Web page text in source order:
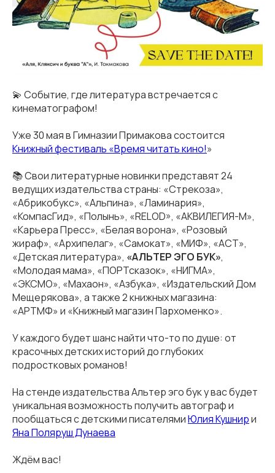
💫 Событие, где литература встречается с
кинематографом!
Уже 30 мая в Гимназии Примакова состоится
Книжный фестиваль «Время читать кино!»
📚 Свои литературные новинки представят 24
ведущих издательства страны: «Стрекоза»,
«Абрикобукс», «Альпина», «Ламинария»,
«КомпасГид», «Полынь», «RELOD», «АКВИЛЕГИЯ-М»,
«Карьера Пресс», «Белая ворона», «Розовый
жираф», «Архипелаг», «Самокат», «МИФ», «АСТ»,
«Детская литература», «АЛЬТЕР ЭГО БУК»,
«Молодая мама», «ПОРТсказок», «НИГМА»,
«ЭКСМО», «Махаон», «Азбука», «Издательский Дом
Мещерякова», а также 2 книжных магазина:
«АРТМФ» и «Книжный магазин Пархоменко».
У каждого будет шанс найти что-то по душе: от
красочных детских историй до глубоких
подростковых романов!
На стенде издательства Альтер эго бук у вас будет
уникальная возможность получить автограф и
пообщаться с детскими писателямиЮлия Кушнири
Яна Поляруш Дунаева
Ждём вас!